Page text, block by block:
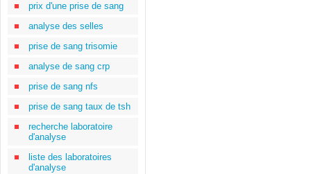
prix d'une prise de sang
analyse des selles
prise de sang trisomie
analyse de sang crp
prise de sang nfs
prise de sang taux de tsh
recherche laboratoire
d'analyse
liste des laboratoires
d'analyse